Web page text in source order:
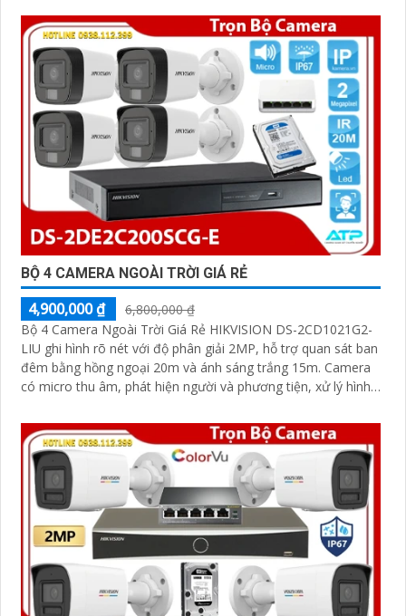
BỘ 4 CAMERA NGOÀI TRỜI GIÁ RẺ
4,900,000 ₫
6,800,000 ₫
Bộ 4 Camera Ngoài Trời Giá Rẻ HIKVISION DS-2CD1021G2-
LIU ghi hình rõ nét với độ phân giải 2MP, hỗ trợ quan sát ban
đêm bằng hồng ngoại 20m và ánh sáng trắng 15m. Camera
có micro thu âm, phát hiện người và phương tiện, xử lý hình
DNR